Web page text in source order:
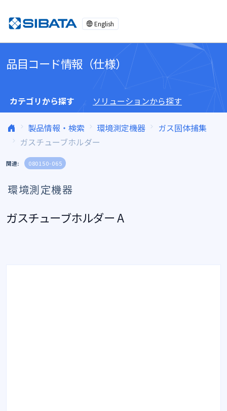
English
品目コード情報（仕様）
カテゴリから探す ソリューションから探す
製品情報・検索 環境測定機器
ガス固体捕集
ガスチューブホルダー
関連: 080150-065
環境測定機器
ガスチューブホルダー A